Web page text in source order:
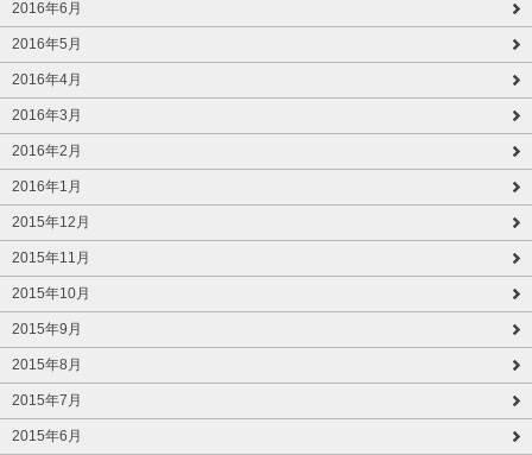
2016年6月
2016年5月
2016年4月
2016年3月
2016年2月
2016年1月
2015年12月
2015年11月
2015年10月
2015年9月
2015年8月
2015年7月
2015年6月